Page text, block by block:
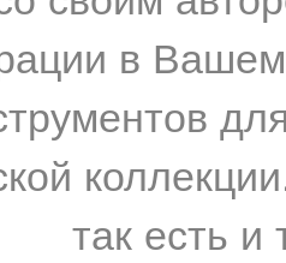
в
так есть и